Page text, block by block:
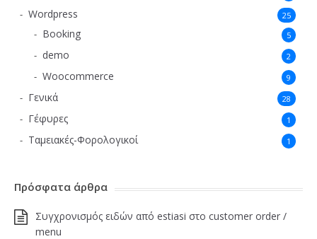
Wordpress 25
Booking 5
demo 2
Woocommerce 9
Γενικά 28
Γέφυρες 1
Ταμειακές-Φορολογικοί 1
Πρόσφατα άρθρα
Συγχρονισμός ειδών από estiasi στο customer order /
menu